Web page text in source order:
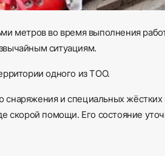
метров во время выполнения
ситуациям.
одного из ТОО.
и специальных жёстких
скорой помощи. Его состояние